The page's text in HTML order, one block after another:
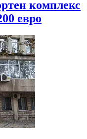
комплекс
евро